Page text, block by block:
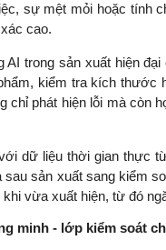
sự mệt mỏi hoặc tính
cao.
AI trong sản xuất hiện
kiểm tra kích thước
chỉ phát hiện lỗi mà còn
dữ liệu thời gian thực
sau sản xuất sang kiểm
vừa xuất hiện, từ đó
minh - lớp kiểm soát